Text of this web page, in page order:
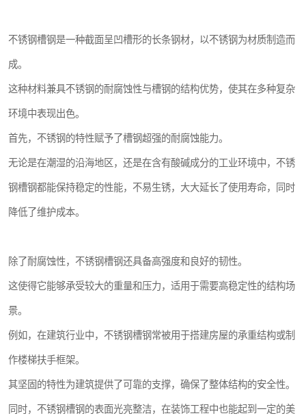
不锈钢槽钢是一种截面呈凹槽形的长条钢材，以不锈钢为材质制造而
成。
这种材料兼具不锈钢的耐腐蚀性与槽钢的结构优势，使其在多种复杂
环境中表现出色。
首先，不锈钢的特性赋予了槽钢超强的耐腐蚀能力。
无论是在潮湿的沿海地区，还是在含有酸碱成分的工业环境中，不锈
钢槽钢都能保持稳定的性能，不易生锈，大大延长了使用寿命，同时
降低了维护成本。
除了耐腐蚀性，不锈钢槽钢还具备高强度和良好的韧性。
这使得它能够承受较大的重量和压力，适用于需要高稳定性的结构场
景。
例如，在建筑行业中，不锈钢槽钢常被用于搭建房屋的承重结构或制
作楼梯扶手框架。
其坚固的特性为建筑提供了可靠的支撑，确保了整体结构的安全性。
同时，不锈钢槽钢的表面光亮整洁，在装饰工程中也能起到一定的美